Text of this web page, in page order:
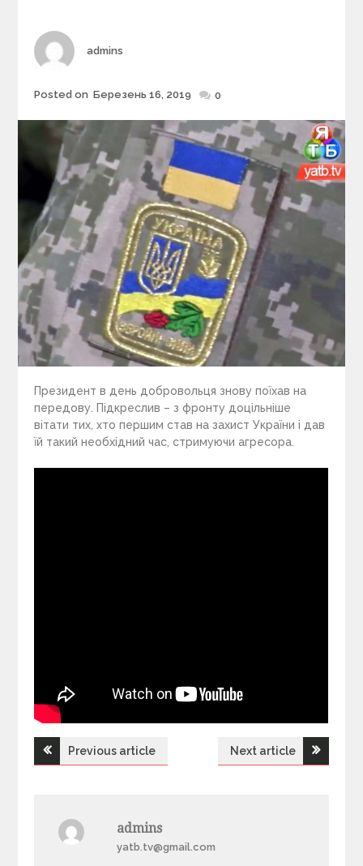
i
e
Author
admins
Posted
Posted on Березень 16, 2019 0
Президент в день добровольця знову поїхав на
передову. Підкреслив – з фронту доцільніше
вітати тих, хто першим став на захист України і дав
їй такий необхідний час, стримуючи агресора.
Н
Previous article Next article
admins
yatb.tv@gmail.com